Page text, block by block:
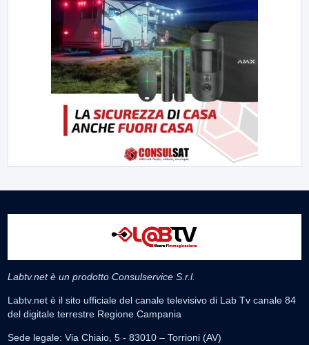
Labtv.net è un prodotto Consulservice S.r.l.
Labtv.net è il sito ufficiale del canale televisivo di Lab Tv canale 84
del digitale terrestre Regione Campania
Sede legale: Via Chiaio, 5 - 83010 – Torrioni (AV)